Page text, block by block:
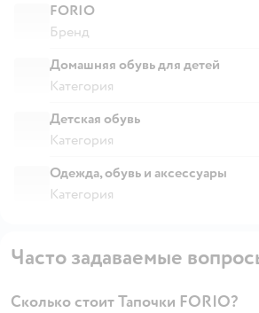
FORIO
Бренд
Домашняя обувь для детей
Категория
Детская обувь
Категория
Одежда, обувь и аксессуары
Категория
Часто задаваемые
Сколько стоит Тапочки FORIO?